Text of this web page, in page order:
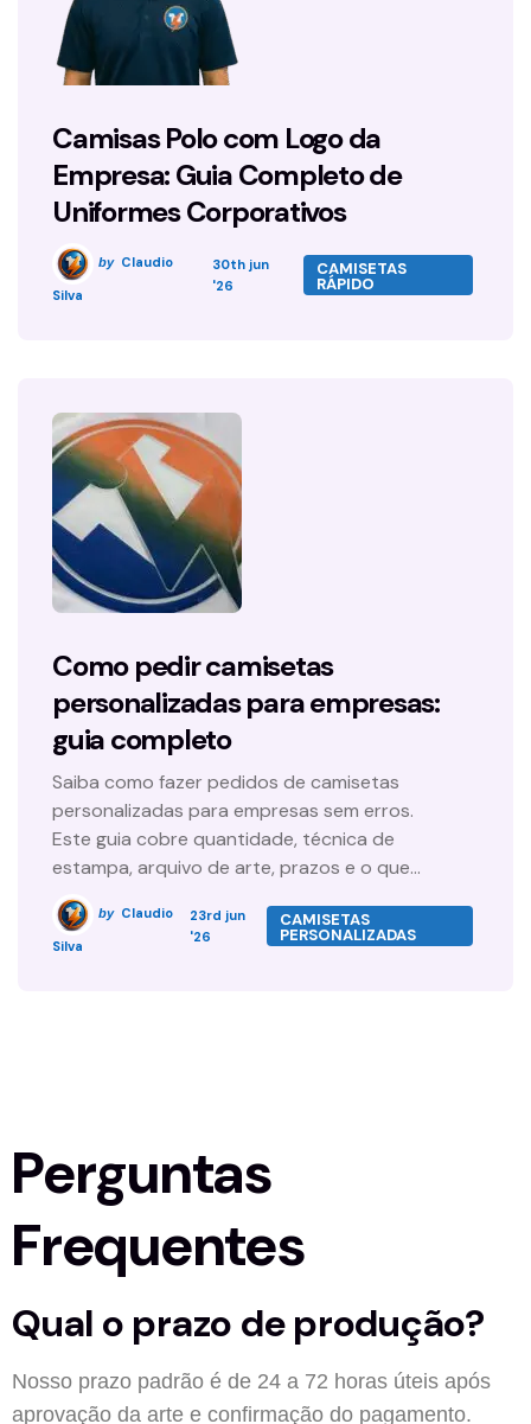
Camisas Polo com Logo da
Empresa: Guia Completo de
Uniformes Corporativos
by Claudio
Silva
30th jun
'26
CAMISETAS
RÁPIDO
Como pedir camisetas
personalizadas para empresas:
guia completo
Saiba como fazer pedidos de camisetas
personalizadas para empresas sem erros.
Este guia cobre quantidade, técnica de
estampa, arquivo de arte, prazos e o que…
by Claudio
Silva
23rd jun
'26
CAMISETAS
PERSONALIZADAS
Perguntas
Frequentes
Qual o prazo de produção?
Nosso prazo padrão é de 24 a 72 horas úteis após
aprovação da arte e confirmação do pagamento.